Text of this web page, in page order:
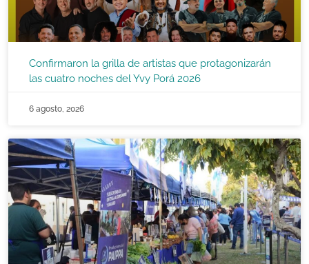
Confirmaron la grilla de artistas que protagonizarán
las cuatro noches del Yvy Porá 2026
6 agosto, 2026